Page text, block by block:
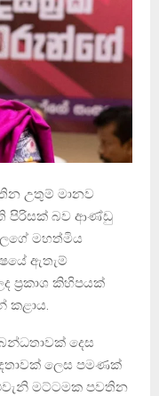
උතුම් මානව
පිරිසක් බව ආණ්ඩු
මහත්මිය
ඇතැම්
ප්‍රකාශ කිහිපයක්
කළාය.
දෙස
ලෙස පමණක්
මට්ටමක පවතින